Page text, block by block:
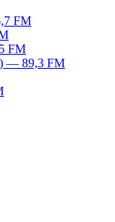
FM
FM
— 89,3 FM